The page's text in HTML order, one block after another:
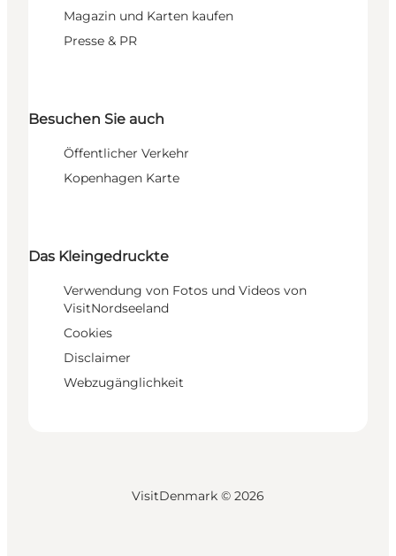
Magazin und Karten kaufen
Presse & PR
Besuchen Sie auch
Öffentlicher Verkehr
Kopenhagen Karte
Das Kleingedruckte
Verwendung von Fotos und Videos von
VisitNordseeland
Cookies
Disclaimer
Webzugänglichkeit
VisitDenmark © 2026